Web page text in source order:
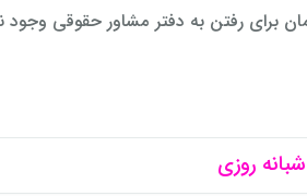
برای رفتن به دفتر مشاور حقوقی وجود
شبانه روزی